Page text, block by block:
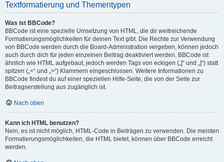
Textformatierung und Thementypen
Was ist BBCode?
BBCode ist eine spezielle Umsetzung von HTML, die dir weitreichende
Formatierungsmöglichkeiten für deinen Text gibt. Die Rechte zur Verwendung
von BBCode werden durch die Board-Administration vergeben, können jedoch
auch durch dich für jeden einzelnen Beitrag deaktiviert werden. BBCode ist
ähnlich wie HTML aufgebaut, jedoch werden Tags von eckigen („[“ und „]“) statt
spitzen („<“ und „>“) Klammern eingeschlossen. Weitere Informationen zu
BBCode findest du auf einer speziellen Hilfe-Seite, die von der Seite zur
Beitragserstellung aus zugänglich ist.
Nach oben
Kann ich HTML benutzen?
Nein, es ist nicht möglich, HTML-Code in Beiträgen zu verwenden. Die meisten
Formatierungsmöglichkeiten, die HTML bietet, können über BBCode erreicht
werden.